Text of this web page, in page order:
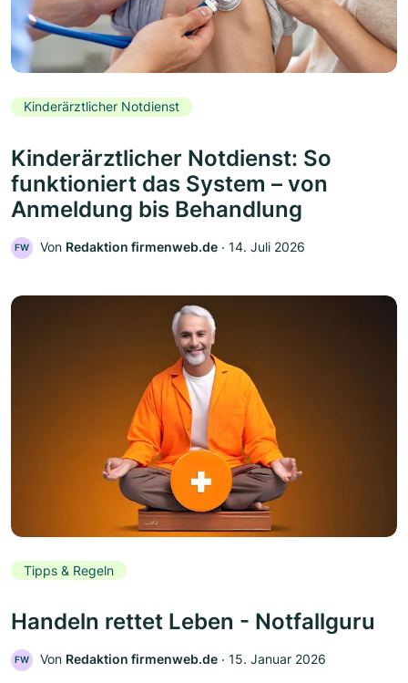
Kinderärztlicher Notdienst
Kinderärztlicher Notdienst: So
funktioniert das System – von
Anmeldung bis Behandlung
FW Von Redaktion firmenweb.de ‧ 14. Juli 2026
Tipps & Regeln
Handeln rettet Leben - Notfallguru
FW Von Redaktion firmenweb.de ‧ 15. Januar 2026